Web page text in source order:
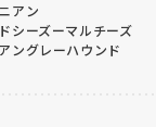
アン
シーズーマルチーズ
ングレーハウンド